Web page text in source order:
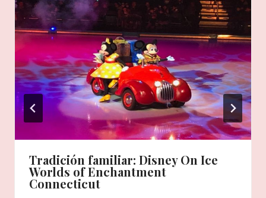
Tradición familiar: Disney On Ice
Worlds of Enchantment
Connecticut